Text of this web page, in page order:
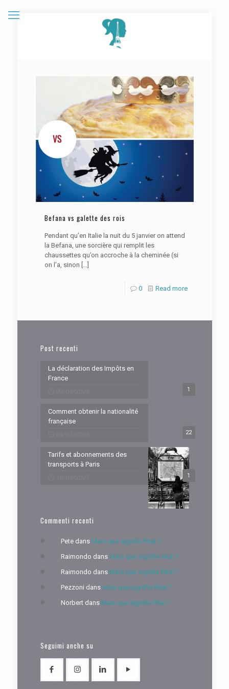
Befana vs galette des rois
Pendant qu’en Italie la nuit du 5 janvier on attend
la Befana, une sorcière qui remplit les
chaussettes qu’on accroche à la cheminée (si
on l’a, sinon
0 Read more
Post recenti
1
La déclaration des Impôts en
France
22
Comment obtenir la nationalité
française
1
Tarifs et abonnements des
transports à Paris
Commenti recenti
Petedans Mais que signifie Rital ?
Raimondo dans Mais que signifie Rital ?
Raimondo dans Mais que signifie Rital ?
Pezzoni dans Mais que signifie Rital ?
Norbertdans Mais que signifie Rital ?
Seguimi anche su